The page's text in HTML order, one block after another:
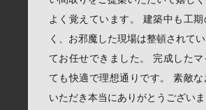
よく覚えています。 建築中も工
く、お邪魔した現場は整頓されて
てお任せできました。 完成したマ
ても快適で理想通りです。 素敵
いただき本当にありがとうございま